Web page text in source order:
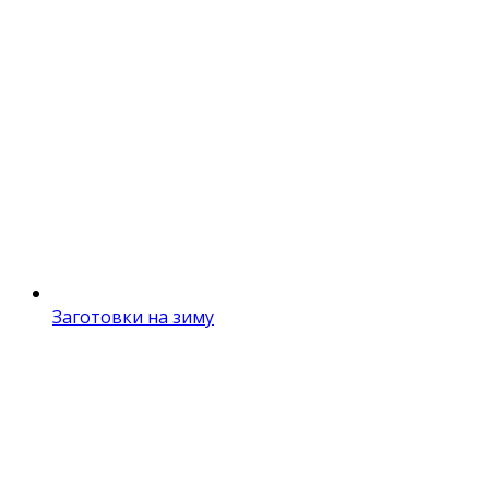
Заготовки на зиму